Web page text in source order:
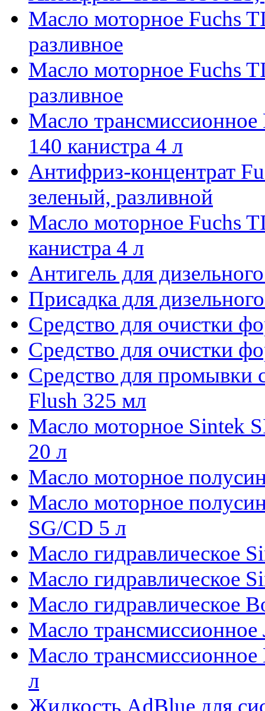
Масло моторное Fuchs
разливное
Масло моторное Fuchs
разливное
Масло
140 канистра 4 л
Антифриз-концентрат
зеленый, разливной
Масло моторное Fuchs
канистра 4 л
Антигель для
Присадка для
Средство для очистки
Средство для очистки
Средство для промывки
Flush 325 мл
Масло моторное Sintek
20 л
Масло моторное
Масло моторное
SG/CD 5 л
Масло гидравлическое
Масло гидравлическое
Масло гидравлическое
Масло
Масло
л
Жидкость AdBlue для